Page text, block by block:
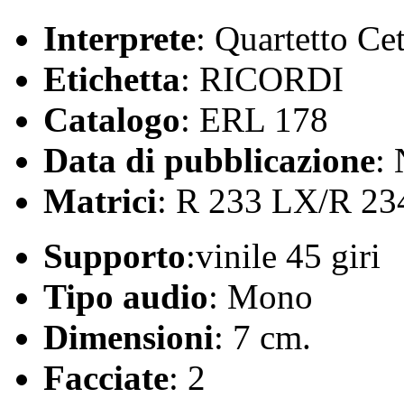
Interprete: Quartetto
Etichetta: RICORDI
Catalogo: ERL 178
Data di pubblicazione:
Matrici: R 233 LX/R
Supporto:vinile 45 giri
Tipo audio: Mono
Dimensioni: 7 cm.
Facciate: 2